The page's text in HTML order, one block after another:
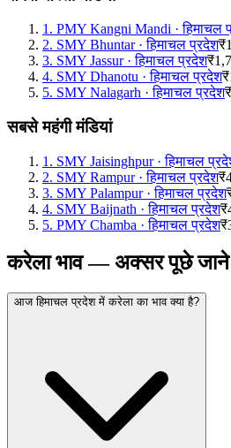
1 . PMY Kangni Mandi ·हिमाचल
2. SMY Bhuntar·हिमाचल प्रदेश
3. SMY Jassur·हिमाचल प्रदेश
4. SMY Dhanotu ·हिमाचल प्रदेश
5. SMY Nalagarh ·हिमाचल प्रदेश
सबसे महंगी मंडियां
1 . SMY Jaisinghpur·हिमाचल
2. SMY Rampur·हिमाचल प्रदेश
3. SMY Palampur·हिमाचल प्रदेश
4. SMY Baijnath ·हिमाचल प्रदेश
5. PMY Chamba ·हिमाचल प्रदेश
करेला भाव — अक्सर पूछे जाने
आज हिमाचल प्रदेश में करेला का भाव क्या है?